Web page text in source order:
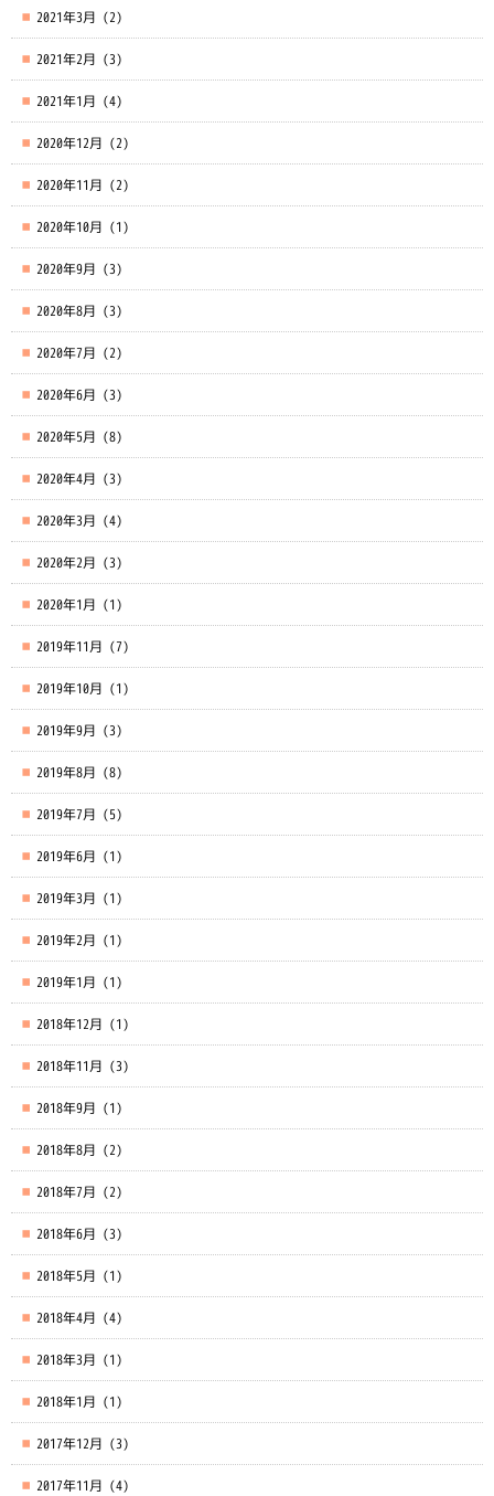
2021年3月 (2)
2021年2月 (3)
2021年1月 (4)
2020年12月 (2)
2020年11月 (2)
2020年10月 (1)
2020年9月 (3)
2020年8月 (3)
2020年7月 (2)
2020年6月 (3)
2020年5月 (8)
2020年4月 (3)
2020年3月 (4)
2020年2月 (3)
2020年1月 (1)
2019年11月 (7)
2019年10月 (1)
2019年9月 (3)
2019年8月 (8)
2019年7月 (5)
2019年6月 (1)
2019年3月 (1)
2019年2月 (1)
2019年1月 (1)
2018年12月 (1)
2018年11月 (3)
2018年9月 (1)
2018年8月 (2)
2018年7月 (2)
2018年6月 (3)
2018年5月 (1)
2018年4月 (4)
2018年3月 (1)
2018年1月 (1)
2017年12月 (3)
2017年11月 (4)